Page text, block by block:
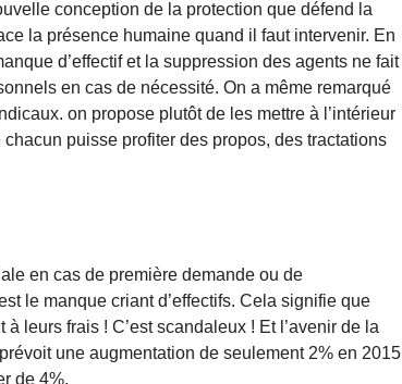
conception de la protection que défend la
la présence humaine quand il faut intervenir. En
d’effectif et la suppression des agents ne fait
en cas de nécessité. On a même remarqué
on propose plutôt de les mettre à l’intérieur
puisse profiter des propos, des tractations
en cas de première demande ou de
le manque criant d’effectifs. Cela signifie que
leurs frais ! C’est scandaleux ! Et l’avenir de la
une augmentation de seulement 2% en 2015
de 4%.